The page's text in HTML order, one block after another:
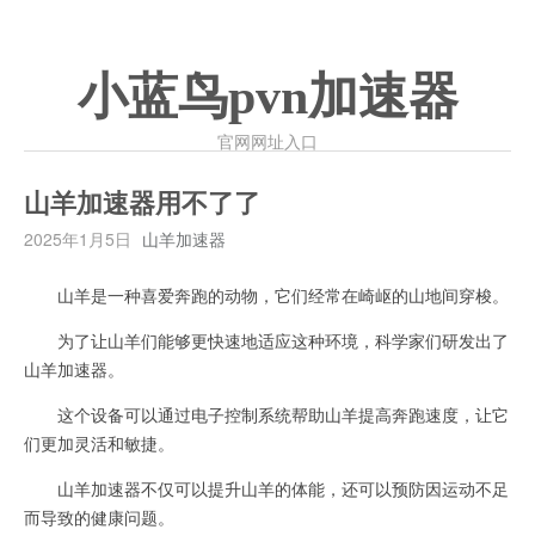
小蓝鸟pvn加速器
官网网址入口
山羊加速器用不了了
2025年1月5日 山羊加速器
山羊是一种喜爱奔跑的动物，它们经常在崎岖的山地间穿梭。
为了让山羊们能够更快速地适应这种环境，科学家们研发出了
山羊加速器。
这个设备可以通过电子控制系统帮助山羊提高奔跑速度，让它
们更加灵活和敏捷。
山羊加速器不仅可以提升山羊的体能，还可以预防因运动不足
而导致的健康问题。